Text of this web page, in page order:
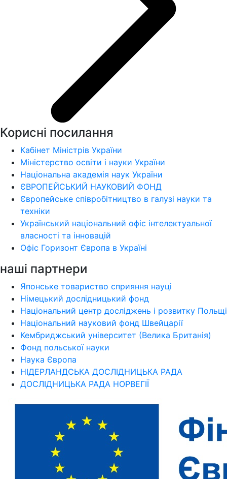
Корисні посилання
Кабінет Міністрів України
Міністерство освіти і науки України
Національна академія наук України
ЄВРОПЕЙСЬКИЙ НАУКОВИЙ ФОНД
Європейське співробітництво в галузі науки та
техніки
Український національний офіс інтелектуальної
власності та інновацій
Офіс Горизонт Європа в Україні
наші партнери
Японське товариство сприяння науці
Німецький дослідницький фонд
Національний центр досліджень і розвитку Польщі
Національний науковий фонд Швейцарії
Кембриджський університет (Велика Британія)
Фонд польської науки
Наука Європа
НІДЕРЛАНДСЬКА ДОСЛІДНИЦЬКА РАДА
ДОСЛІДНИЦЬКА РАДА НОРВЕГІЇ